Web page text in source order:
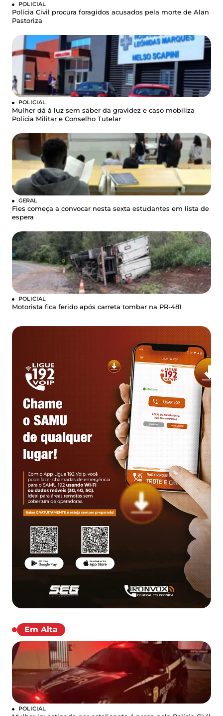
POLICIAL
Polícia Civil procura foragidos acusados pela morte de Alan
Pastoriza
POLICIAL
Mulher dá à luz sem saber da gravidez e caso mobiliza
Polícia Militar e Conselho Tutelar
GERAL
Fies começa a convocar nesta sexta estudantes em lista de
espera
POLICIAL
Motorista fica ferido após carreta tombar na PR-481
Em Alta
POLICIAL